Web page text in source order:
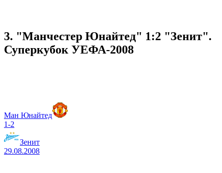
3. "Манчестер Юнайтед" 1:2 "Зенит".
Суперкубок УЕФА-2008
Ман Юнайтед
1-2
Зенит
29.08.2008